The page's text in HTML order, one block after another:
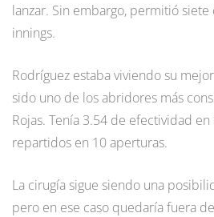
lanzar. Sin embargo, permitió
innings.
Rodríguez estaba viviendo su
sido uno de los abridores más
Rojas. Tenía 3.54 de efectividad
repartidos en 10 aperturas.
La cirugía sigue siendo una
pero en ese caso quedaría fuera